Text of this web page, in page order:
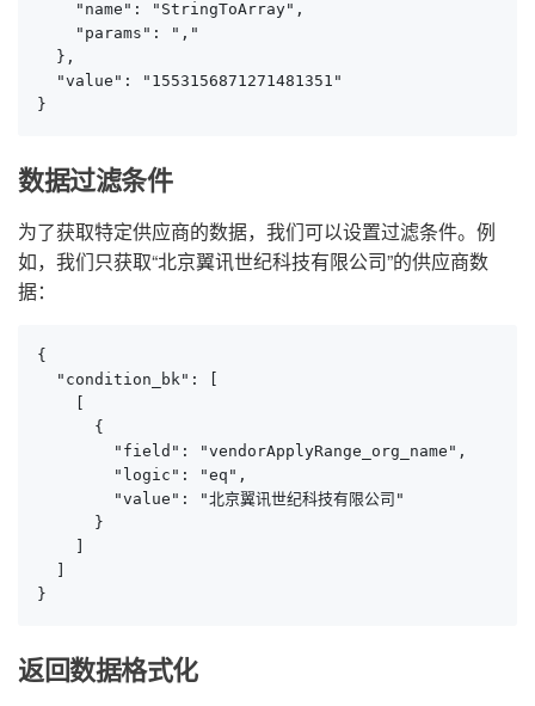
    "name": "StringToArray",
    "params": ","
  },
  "value": "1553156871271481351"
}
数据过滤条件
为了获取特定供应商的数据，我们可以设置过滤条件。例
如，我们只获取“北京翼讯世纪科技有限公司”的供应商数
据：
{
  "condition_bk": [
      {
        "field": "vendorApplyRange_org_name",
        "logic": "eq",
        "value": "北京翼讯世纪科技有限公司"
      }
}
返回数据格式化